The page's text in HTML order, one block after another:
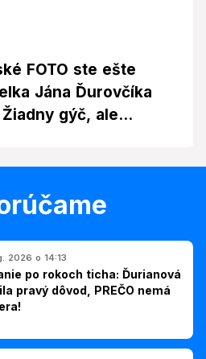
FOTO ste ešte
Jána Ďurovčíka
gýč, ale...
2026 o 14:13
po rokoch ticha: Ďurianová
pravý dôvod, PREČO nemá